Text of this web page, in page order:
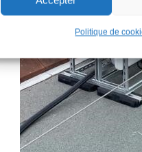
Politique de